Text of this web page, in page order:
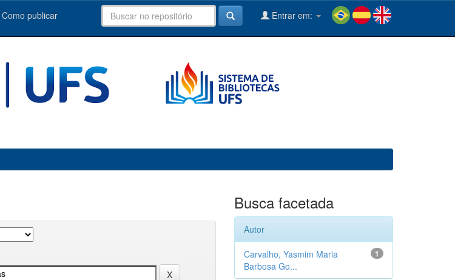
Como publicar Entrar em:
Busca facetada
Autor
1
Carvalho, Yasmim Maria
Barbosa Go...